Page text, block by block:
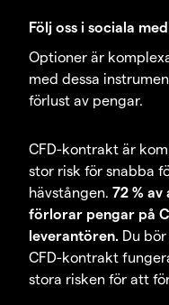
Följ oss i sociala
Optioner är
med dessa
förlust av pengar.
CFD-kontrakt är
stor risk för snabba
hävstången. 72 %
förlorar pengar på
leverantören. Du
CFD-kontrakt
stora risken för att